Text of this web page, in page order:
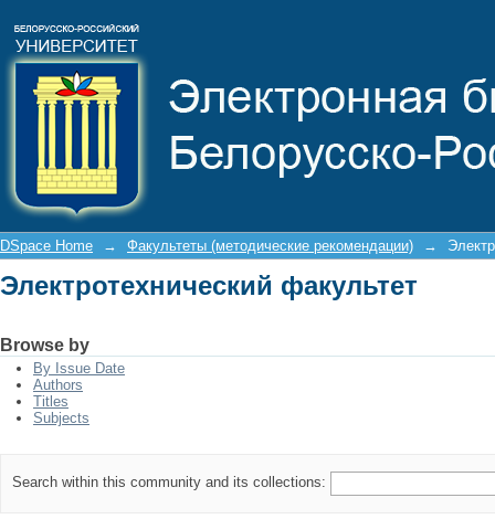
DSpace Home → Факультеты (методические рекомендации) →
Электротехнический факультет
Browse by
By Issue Date
Authors
Titles
Subjects
Search within this community and its collections: